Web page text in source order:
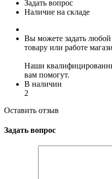
Задать вопрос
Наличие на складе
Вы можете задать
товару или работе
Наши
вам помогут.
В наличии
2
Оставить отзыв
Задать вопрос